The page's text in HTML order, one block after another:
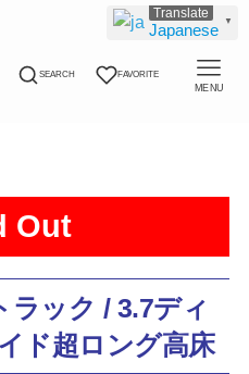
SEARCH FAVORITE
MENU
Out
ラック / 3.7ディ
ド超ロング高床
Japanese ▼